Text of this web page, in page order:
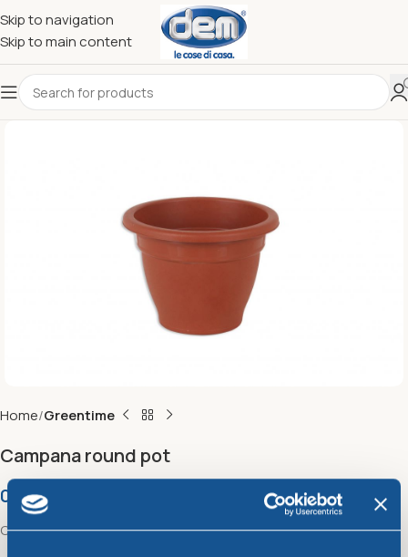
Skip to navigation
Skip to main content
Home Greentime
Campana round pot
0,87€
Campana round pot